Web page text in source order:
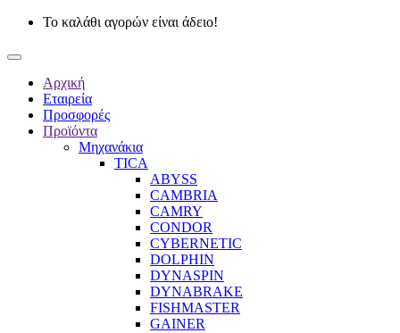
Το καλάθι αγορών είναι άδειο!
Αρχική
Εταιρεία
Προσφορές
Προϊόντα
Μηχανάκια
TICA
ABYSS
CAMBRIA
CAMRY
CONDOR
CYBERNETIC
DOLPHIN
DYNASPIN
DYNABRAKE
FISHMASTER
GAINER